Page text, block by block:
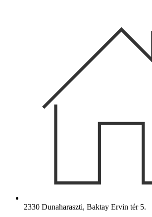
2330 Dunaharaszti, Baktay Ervin tér 5.